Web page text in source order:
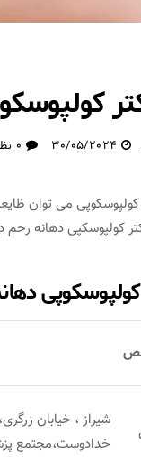
30/05/2024 0 نظر
کولپوسکوپی می توان
کولپوسکپی دهانه رحم
خدادوست،مجتمع